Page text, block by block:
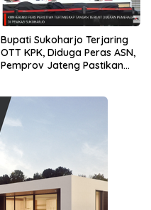
Bupati Sukoharjo Terjaring
OTT KPK, Diduga Peras ASN,
Pemprov Jateng Pastikan